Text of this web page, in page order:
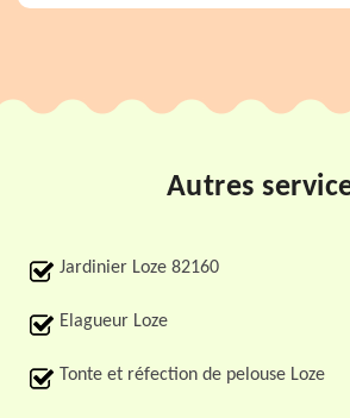
Autres
Jardinier Loze 82160
Elagueur Loze
Tonte et réfection de pelouse Loze